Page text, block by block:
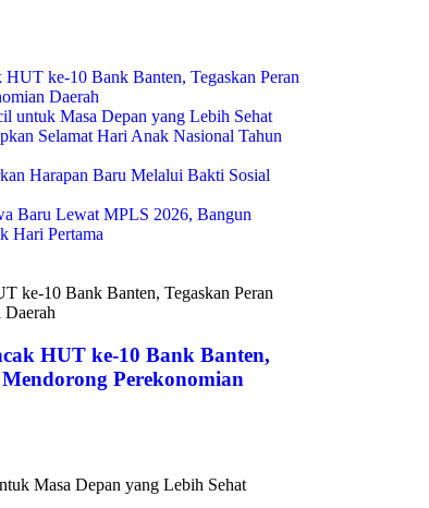
ke-10 Bank Banten, Tegaskan Peran
Daerah
untuk Masa Depan yang Lebih Sehat
Selamat Hari Anak Nasional Tahun
Harapan Baru Melalui Bakti Sosial
Baru Lewat MPLS 2026, Bangun
Hari Pertama
HUT ke-10 Bank Banten,
Perekonomian